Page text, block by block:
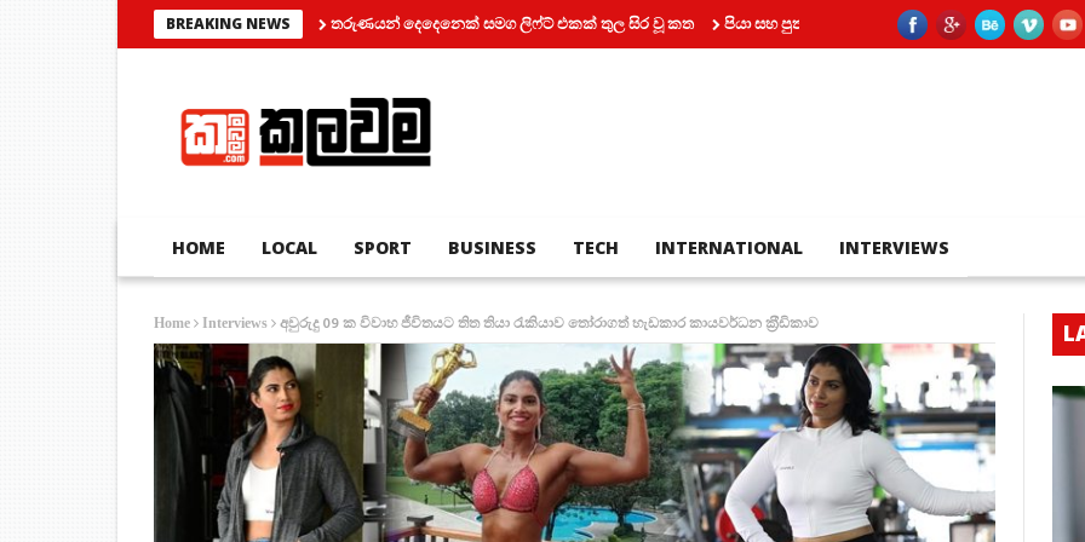
BREAKING NEWSතරුණයන් දෙදෙනෙක් සමග ලිෆ්ට් එකක් තුල සිර වූ කත පියා සහ පුතා අතර බහින්බස්වීම මරණයකින් කෙළවර වෙයි
HOME LOCAL SPORT BUSINESS TECH INTERNATIONAL INTERVIEWS
Home Interviews අවුරුදු 09 ක විවාහ ජීවිතයට තිත තියා රැකියාව තෝරාගත් හැඩකාර කායවර්ධන ක‍්‍රීඩිකාව